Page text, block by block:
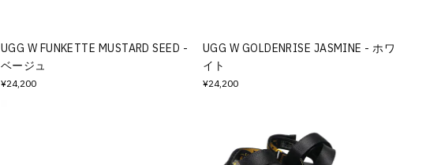
UGG W FUNKETTE MUSTARD SEED -
ベージュ
¥24,200
UGG W GOLDENRISE JASMINE - ホワ
イト
¥24,200